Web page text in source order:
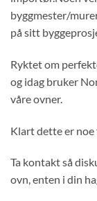
byggmester/
på sitt
Ryktet om
og idag bruker
våre ovner.
Klart dette er noe
Ta kontakt så
ovn, enten i din